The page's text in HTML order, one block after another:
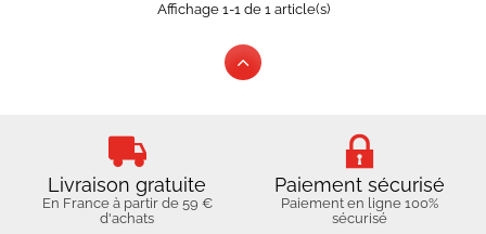
Affichage 1-1 de 1 article(s)
Livraison gratuite
En France à partir de 59 €
d'achats
Paiement sécurisé
Paiement en ligne 100%
sécurisé